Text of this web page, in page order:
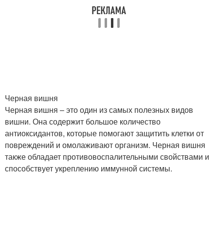
Черная вишня
Черная вишня – это один из самых полезных видов
вишни. Она содержит большое количество
антиоксидантов, которые помогают защитить клетки от
повреждений и омолаживают организм. Черная вишня
также обладает противовоспалительными свойствами и
способствует укреплению иммунной системы.